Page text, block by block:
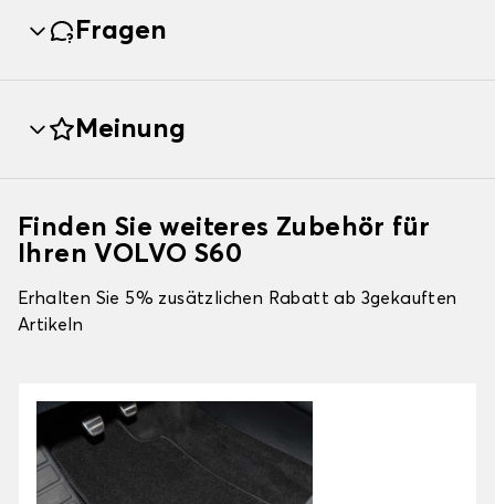
Fragen
Meinung
Finden Sie weiteres Zubehör für
Ihren VOLVO S60
Erhalten Sie 5% zusätzlichen Rabatt ab 3gekauften
Artikeln